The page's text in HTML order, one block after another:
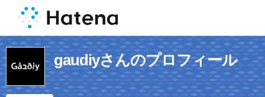
gaudiyさんのプロフィール